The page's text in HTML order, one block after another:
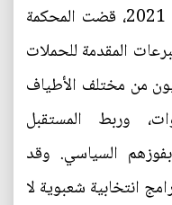
يقل خطورة في العراق. ففي عام 2021، قضت المحكمة
المقدمة للحملات
من مختلف الأطياف
وربط المستقبل
بفوزهم السياسي. وقد
انتخابية شعبوية لا